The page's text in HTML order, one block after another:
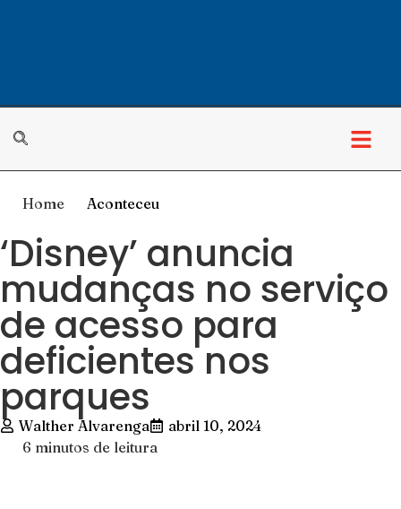
Home Aconteceu
‘Disney’ anuncia
mudanças no serviço
de acesso para
deficientes nos
parques
Walther Alvarenga
abril 10, 2024
6 minutos de leitura